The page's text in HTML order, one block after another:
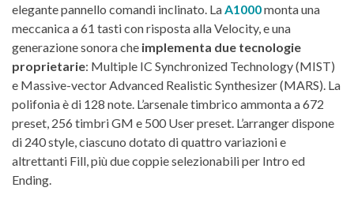
elegante pannello comandi inclinato. La A1000monta una
meccanica a 61 tasti con risposta alla Velocity, e una
generazione sonora che implementa due tecnologie
proprietarie: Multiple IC Synchronized Technology (MIST)
e Massive-vector Advanced Realistic Synthesizer (MARS). La
polifonia è di 128 note. L’arsenale timbrico ammonta a 672
preset, 256 timbri GM e 500 User preset. L’arranger dispone
di 240 style, ciascuno dotato di quattro variazioni e
altrettanti Fill, più due coppie selezionabili per Intro ed
Ending.